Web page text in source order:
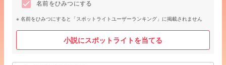
名前をひみつにする
名前をひみつにすると「スポットライトユーザーランキング」に掲載されません
小説にスポットライトを当てる